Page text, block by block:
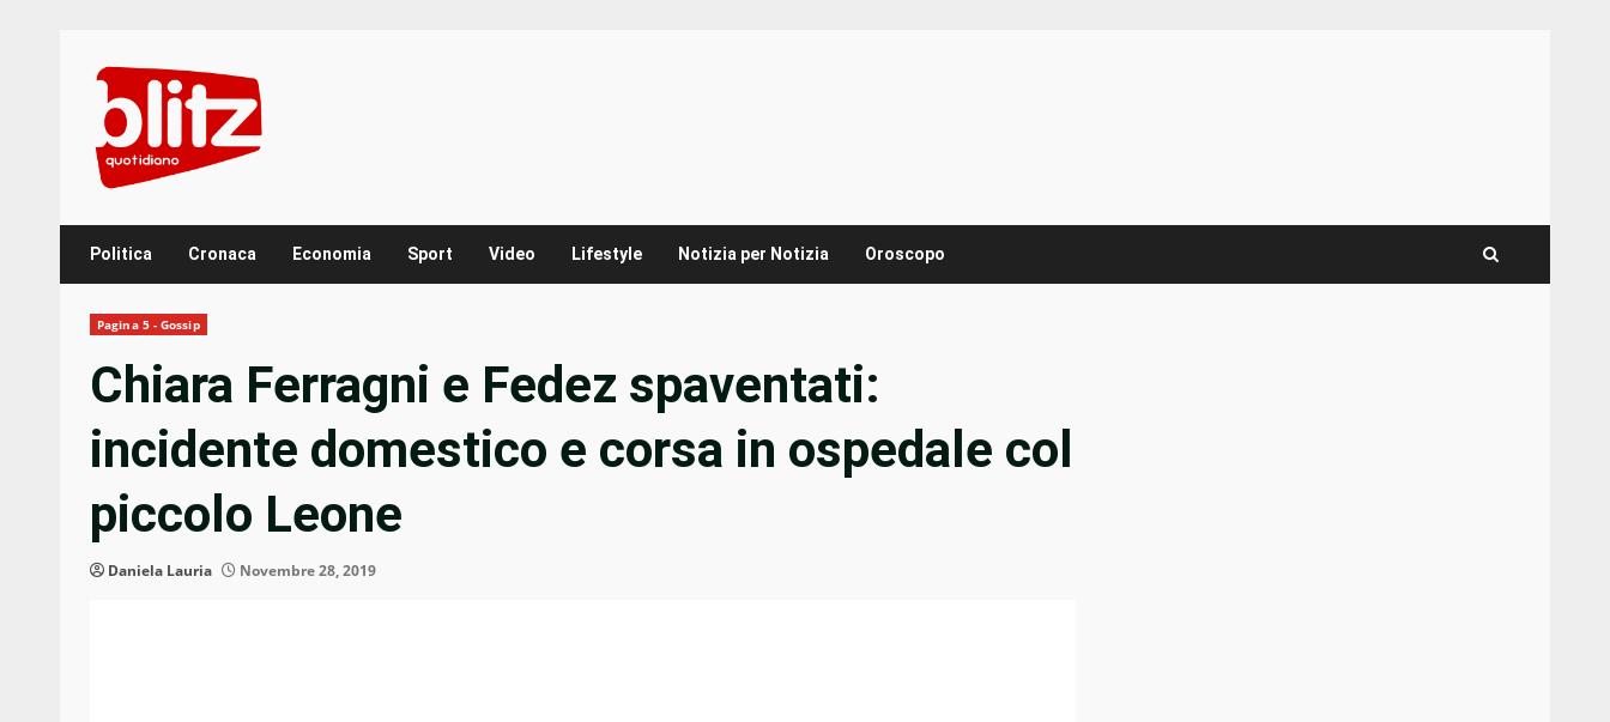
content
Politica Cronaca Economia Sport Video Lifestyle Notizia per Notizia Oroscopo
Pagina 5 - Gossip
Chiara Ferragni e Fedez spaventati:
incidente domestico e corsa in ospedale col
piccolo Leone
Daniela Lauria Novembre 28, 2019